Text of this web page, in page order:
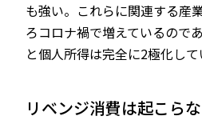
も強い。これらに関連する産
ろコロナ禍で増えているので
と個人所得は完全に2極化して
リベンジ消費は起こら